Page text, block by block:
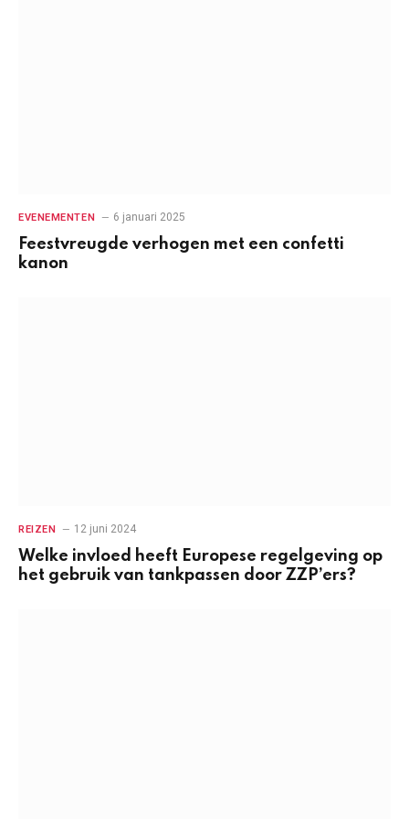
EVENEMENTEN 6 januari 2025
Feestvreugde verhogen met een confetti
kanon
REIZEN 12 juni 2024
Welke invloed heeft Europese regelgeving op
het gebruik van tankpassen door ZZP’ers?